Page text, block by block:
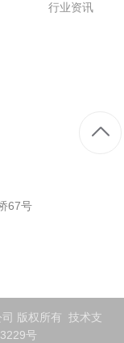
行业资讯
67号
版权所有 技术支
号